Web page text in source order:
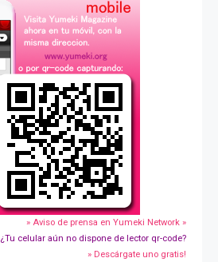
» Aviso de prensa en Yumeki Network »
¿Tu celular aún no dispone de lector qr-code?
» Descárgate uno gratis!